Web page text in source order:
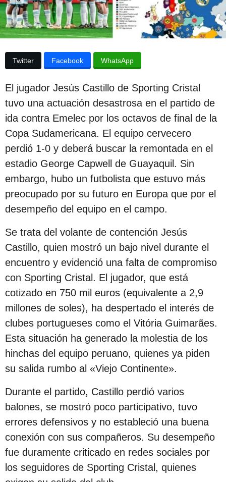
b
l
i
c
a
c
i
ó
n
3
a
ñ
o
s
e
s
d
e
l
a
p
u
b
l
i
c
a
c
i
ó
n
a
p
u
b
ó
n
Twitter Facebook WhatsApp
El jugador Jesús Castillo de Sporting Cristal
tuvo una actuación desastrosa en el partido de
ida contra Emelec por los octavos de final de la
Copa Sudamericana. El equipo cervecero
perdió 1-0 y deberá buscar la remontada en el
estadio George Capwell de Guayaquil. Sin
embargo, hubo un futbolista que estuvo más
preocupado por su futuro en Europa que por el
desempeño del equipo en el campo.
Se trata del volante de contención Jesús
Castillo, quien mostró un bajo nivel durante el
encuentro y evidenció una falta de compromiso
con Sporting Cristal. El jugador, que está
cotizado en 750 mil euros (equivalente a 2,9
millones de soles), ha despertado el interés de
clubes portugueses como el Vitória Guimarães.
Esta situación ha generado la molestia de los
hinchas del equipo peruano, quienes ya piden
su salida rumbo al «Viejo Continente».
Durante el partido, Castillo perdió varios
balones, se mostró poco participativo, tuvo
errores defensivos y no estableció una buena
conexión con sus compañeros. Su desempeño
fue duramente criticado en redes sociales por
los seguidores de Sporting Cristal, quienes